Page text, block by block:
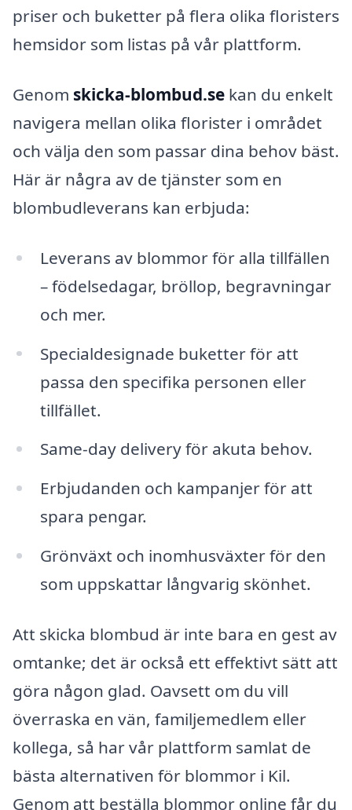
priser och buketter på flera olika floristers
hemsidor som listas på vår plattform.
Genom skicka-blombud.se kan du enkelt
navigera mellan olika florister i området
och välja den som passar dina behov bäst.
Här är några av de tjänster som en
blombudleverans kan erbjuda:
Leverans av blommor för alla tillfällen
– födelsedagar, bröllop, begravningar
och mer.
Specialdesignade buketter för att
passa den specifika personen eller
tillfället.
Same-day delivery för akuta behov.
Erbjudanden och kampanjer för att
spara pengar.
Grönväxt och inomhusväxter för den
som uppskattar långvarig skönhet.
Att skicka blombud är inte bara en gest av
omtanke; det är också ett effektivt sätt att
göra någon glad. Oavsett om du vill
överraska en vän, familjemedlem eller
kollega, så har vår plattform samlat de
bästa alternativen för blommor i Kil.
Genom att beställa blommor online får du